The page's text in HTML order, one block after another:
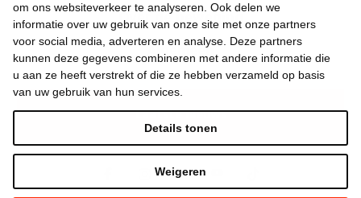
om ons websiteverkeer te analyseren. Ook delen we
informatie over uw gebruik van onze site met onze partners
voor social media, adverteren en analyse. Deze partners
kunnen deze gegevens combineren met andere informatie die
u aan ze heeft verstrekt of die ze hebben verzameld op basis
van uw gebruik van hun services.
Weigeren
Details tonen
Over de beweging
Algemeen
Laatste nieuws